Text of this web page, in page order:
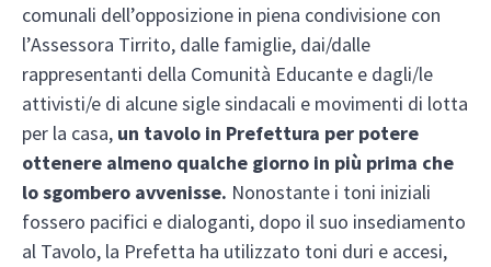
comunali dell’opposizione in piena condivisione con
l’Assessora Tirrito, dalle famiglie, dai/dalle
rappresentanti della Comunità Educante e dagli/le
attivisti/e di alcune sigle sindacali e movimenti di lotta
per la casa, un tavolo in Prefettura per potere
ottenere almeno qualche giorno in più prima che
lo sgombero avvenisse. Nonostante i toni iniziali
fossero pacifici e dialoganti, dopo il suo insediamento
al Tavolo, la Prefetta ha utilizzato toni duri e accesi,